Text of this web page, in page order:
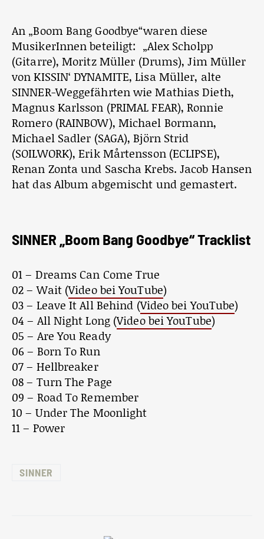
An „Boom Bang Goodbye“waren diese
MusikerInnen beteiligt: „Alex Scholpp
(Gitarre), Moritz Müller (Drums), Jim Müller
von KISSIN‘ DYNAMITE, Lisa Müller, alte
SINNER-Weggefährten wie Mathias Dieth,
Magnus Karlsson (PRIMAL FEAR), Ronnie
Romero (RAINBOW), Michael Bormann,
Michael Sadler (SAGA), Björn Strid
(SOILWORK), Erik Mårtensson (ECLIPSE),
Renan Zonta und Sascha Krebs. Jacob Hansen
hat das Album abgemischt und gemastert.
SINNER „Boom Bang Goodbye“ Tracklist
01 – Dreams Can Come True
02 – Wait (Video bei YouTube)
03 – Leave It All Behind (Video bei YouTube)
04 – All Night Long (Video bei YouTube)
05 – Are You Ready
06 – Born To Run
07 – Hellbreaker
08 – Turn The Page
09 – Road To Remember
10 – Under The Moonlight
11 – Power
SINNER